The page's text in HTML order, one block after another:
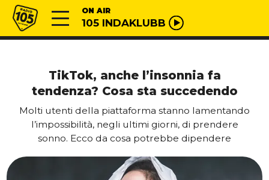
Vai al contenuto
Radio 105 ON AIR
105 INDAKLUBB
TikTok, anche l’insonnia fa
tendenza? Cosa sta succedendo
Molti utenti della piattaforma stanno lamentando
l’impossibilità, negli ultimi giorni, di prendere
sonno. Ecco da cosa potrebbe dipendere